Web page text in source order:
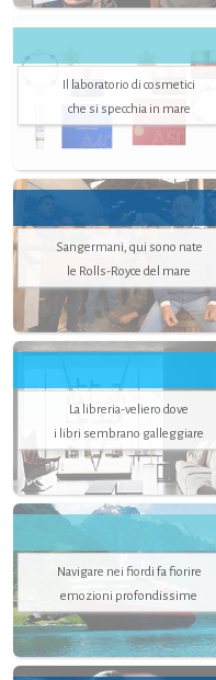
Il laboratorio di cosmetici
che si specchia in mare
Sangermani, qui sono nate
le Rolls-Royce del mare
La libreria-veliero dove
i libri sembrano galleggiare
Navigare nei fiordi fa fiorire
emozioni profondissime